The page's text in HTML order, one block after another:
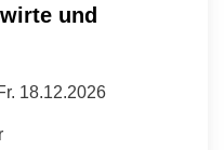
und
18.12.2026